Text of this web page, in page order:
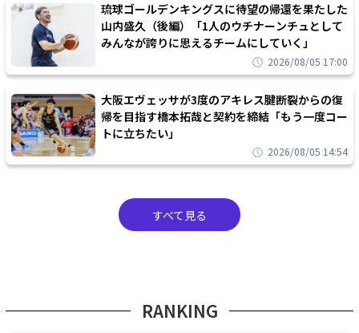
琉球ゴールデンキングスに待望の帰還を果たした
山内盛久（後編）「1人のウチナーンチュとして
みんなが誇りに思えるチームにしていく」
2026/08/05 17:00
大阪エヴェッサが3度のアキレス腱断裂からの復
帰を目指す橋本拓哉と契約を締結「もう一度コー
トに立ちたい」
2026/08/05 14:54
すべて見る
RANKING